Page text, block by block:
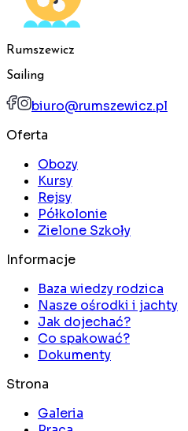
Rumszewicz
Sailing
biuro@rumszewicz.pl
Oferta
Obozy
Kursy
Rejsy
Półkolonie
Zielone Szkoły
Informacje
Baza wiedzy rodzica
Nasze ośrodki i jachty
Jak dojechać?
Co spakować?
Dokumenty
Strona
Galeria